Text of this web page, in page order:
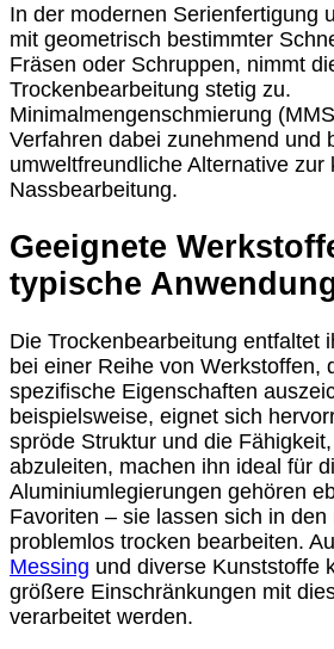
In der modernen Serienfertigung
mit geometrisch bestimmter
Fräsen oder Schruppen, nimmt
Trockenbearbeitung stetig zu.
Minimalmengenschmierung
Verfahren dabei zunehmend und
umweltfreundliche Alternative zur
Nassbearbeitung.
Geeignete
typische
Die Trockenbearbeitung entfaltet
bei einer Reihe von Werkstoffen,
spezifische Eigenschaften
beispielsweise, eignet sich
spröde Struktur und die
abzuleiten, machen ihn ideal für
Aluminiumlegierungen gehören
Favoriten – sie lassen sich in den
problemlos trocken bearbeiten.
Messing und diverse Kunststoffe
größere Einschränkungen mit
verarbeitet werden.